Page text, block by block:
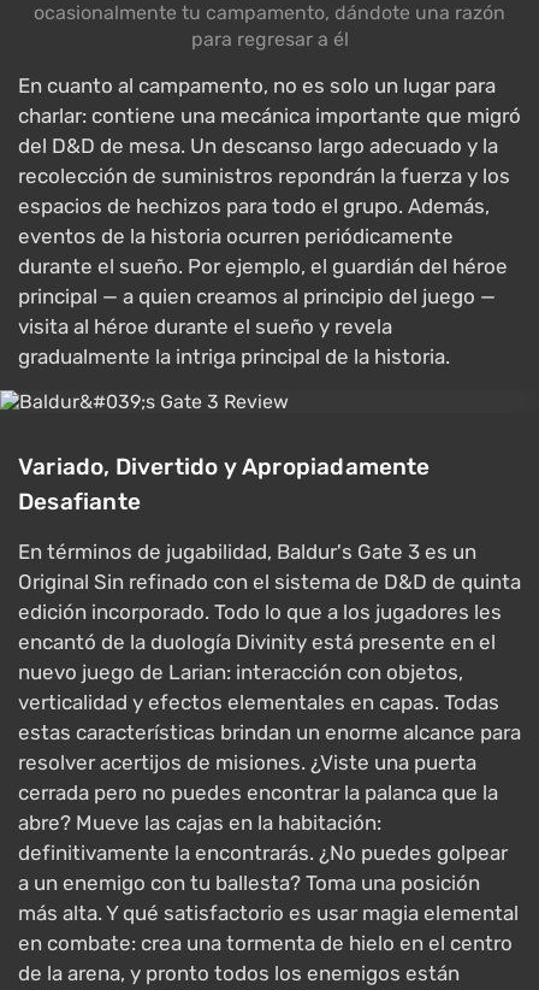
ocasionalmente tu campamento, dándote una razón
para regresar a él
En cuanto al campamento, no es solo un lugar para
charlar: contiene una mecánica importante que migró
del D&D de mesa. Un descanso largo adecuado y la
recolección de suministros repondrán la fuerza y los
espacios de hechizos para todo el grupo. Además,
eventos de la historia ocurren periódicamente
durante el sueño. Por ejemplo, el guardián del héroe
principal — a quien creamos al principio del juego —
visita al héroe durante el sueño y revela
gradualmente la intriga principal de la historia.
Variado, Divertido y Apropiadamente
Desafiante
En términos de jugabilidad, Baldur's Gate 3 es un
Original Sin refinado con el sistema de D&D de quinta
edición incorporado. Todo lo que a los jugadores les
encantó de la duología Divinity está presente en el
nuevo juego de Larian: interacción con objetos,
verticalidad y efectos elementales en capas. Todas
estas características brindan un enorme alcance para
resolver acertijos de misiones. ¿Viste una puerta
cerrada pero no puedes encontrar la palanca que la
abre? Mueve las cajas en la habitación:
definitivamente la encontrarás. ¿No puedes golpear
a un enemigo con tu ballesta? Toma una posición
más alta. Y qué satisfactorio es usar magia elemental
en combate: crea una tormenta de hielo en el centro
de la arena, y pronto todos los enemigos están